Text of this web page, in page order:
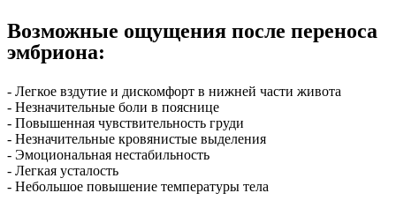
Возможные ощущения после переноса
эмбриона:
- Легкое вздутие и дискомфорт в нижней части живота
- Незначительные боли в пояснице
- Повышенная чувствительность груди
- Незначительные кровянистые выделения
- Эмоциональная нестабильность
- Легкая усталость
- Небольшое повышение температуры тела